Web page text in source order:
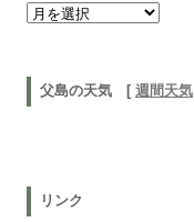
以前の記事
父島の天気 [ 週間天気
リンク